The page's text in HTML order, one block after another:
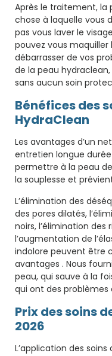
Après le traitement, la
chose à laquelle vous
pas vous laver le
pouvez vous maquiller
débarrasser de vos
de la peau
sans aucun soin
Bénéfices des
HydraClean
Les avantages d’un
entretien longue
permettre à la peau
la souplesse et
L’élimination des
des pores dilatés,
noirs, l’élimination des
l’augmentation de
indolore peuvent être
avantages . Nous
peau, qui sauve à la
qui ont des problèmes
Prix des soins
2026
L’application des